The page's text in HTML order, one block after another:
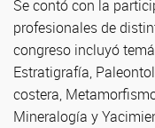
Se contó con la
profesionales de
congreso incluyó
Estratigrafía,
costera,
Mineralogía y